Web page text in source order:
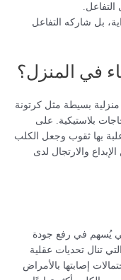
التفاعل.
بل شاركه التفاعل
في المنزل؟
منزلية بسيطة مثل كرتونة
بلاستيكية. على
بها ثقوب وجعل الكلب
والارتجال لدى
يُسهم في رفع جودة
تنال تحديات عقلية
إصابتها بالأمراض